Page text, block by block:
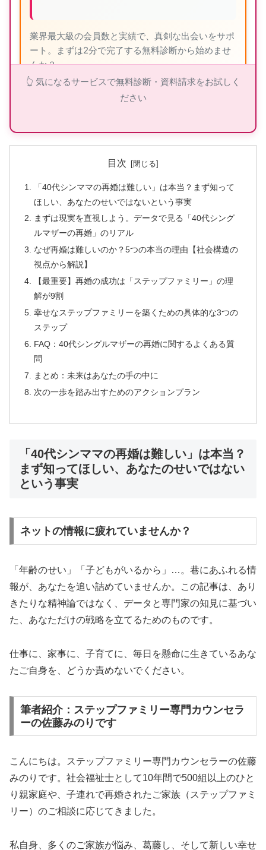
業界最大級の会員数と実績で、真剣な出会いをサポ
ート。まずは2分で完了する無料診断から始めませ
んか？
ツヴァイの詳細を見る
の婚活専門
🎯 40代専門 のミドル・シニア婚活
📈
創業 25年 ・成婚率 9割以上
👥
在籍会員
💰
月額 7,700円〜 （成功報酬型）
40代からの婚活に特化した専門サポート。再婚・
初婚問わず、人生経験豊富なカウンセラーがサポー
ト。
エクセレンス青山をチェック
🌟 シーネット結婚相談所：IBJ Award 8期連
続受賞
🕙
22時まで営業 ・年中無休
💰
月会費 8,000円 ・お見合い料無料
川崎・横浜エリアで評判の結婚相談所。男性女性カ
シーネット結婚相談所の詳細確認
け
🏆 4期連続AWARD 受賞の実績
💰
月額 9,800円〜 ・業界最コスパ
👆 気になるサービスで無料診断・資料請求をお試しく
ださい
目次
「40代シンママの再婚は難しい」は本当？まず知って
ほしい、あなたのせいではないという事実
まずは現実を直視しよう。データで見る「40代シング
ルマザーの再婚」のリアル
なぜ再婚は難しいのか？5つの本当の理由【社会構造の
視点から解説】
【最重要】再婚の成功は「ステップファミリー」の理
解が9割
幸せなステップファミリーを築くための具体的な3つの
ステップ
FAQ：40代シングルマザーの再婚に関するよくある質
問
まとめ：未来はあなたの手の中に
次の一歩を踏み出すためのアクションプラン
「40代シンママの再婚は難しい」は本当？
まず知ってほしい、あなたのせいではない
という事実
ネットの情報に疲れていませんか？
「年齢のせい」「子どもがいるから」…。巷にあふれる情
報が、あなたを追い詰めていませんか。この記事は、あり
きたりな精神論ではなく、データと専門家の知見に基づい
た、あなただけの戦略を立てるためのものです。
仕事に、家事に、子育てに、毎日を懸命に生きているあな
たご自身を、どうか責めないでください。
筆者紹介：ステップファミリー専門カウンセラ
ーの佐藤みのりです
こんにちは。ステップファミリー専門カウンセラーの佐藤
みのりです。社会福祉士として10年間で500組以上のひと
り親家庭や、子連れで再婚されたご家族（ステップファミ
リー）のご相談に応じてきました。
私自身、多くのご家族が悩み、葛藤し、そして新しい幸せ